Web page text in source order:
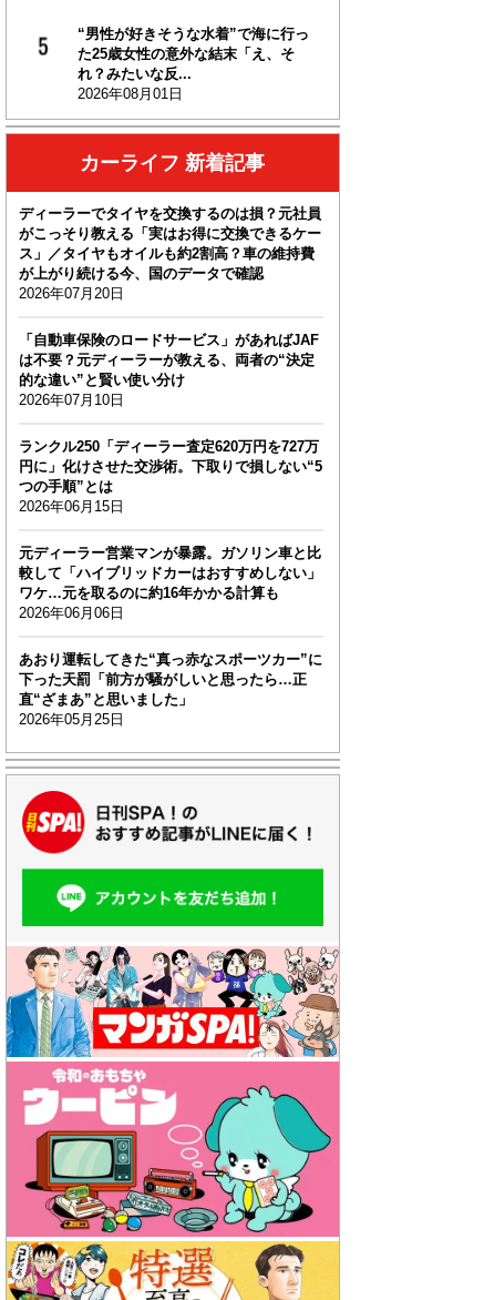
“男性が好きそうな水着”で海に行っ
た25歳女性の意外な結末「え、そ
れ？みたいな反...
2026年08月01日
カーライフ 新着記事
ディーラーでタイヤを交換するのは損？元社員
がこっそり教える「実はお得に交換できるケー
ス」／タイヤもオイルも約2割高？車の維持費
が上がり続ける今、国のデータで確認
2026年07月20日
「自動車保険のロードサービス」があればJAF
は不要？元ディーラーが教える、両者の“決定
的な違い”と賢い使い分け
2026年07月10日
ランクル250「ディーラー査定620万円を727万
円に」化けさせた交渉術。下取りで損しない“5
つの手順”とは
2026年06月15日
元ディーラー営業マンが暴露。ガソリン車と比
較して「ハイブリッドカーはおすすめしない」
ワケ…元を取るのに約16年かかる計算も
2026年06月06日
あおり運転してきた“真っ赤なスポーツカー”に
下った天罰「前方が騒がしいと思ったら…正
直“ざまあ”と思いました」
2026年05月25日